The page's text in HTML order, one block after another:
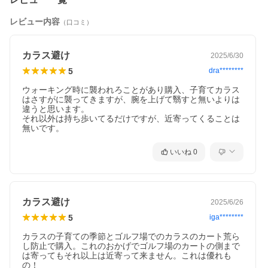
レビュー内容 （口コミ）
カラス避け 2025/6/30
5 dra********
ウォーキング時に襲われろことがあり購入、子育てカラス
はさすがに襲ってきますが、腕を上げて翳すと無いよりは
違うと思います。
それ以外は持ち歩いてるだけですが、近寄ってくることは
無いです。
いいね 0
カラス避け 2025/6/26
5 iga********
カラスの子育ての季節とゴルフ場でのカラスのカート荒ら
し防止で購入。これのおかげでゴルフ場のカートの側まで
は寄ってもそれ以上は近寄って来ません。これは優れも
の！